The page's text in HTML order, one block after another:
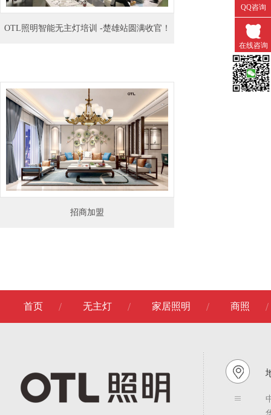
OTL照明智能无主灯培训 -楚雄站圆满收官！
招商加盟
首页 无主灯 家居照明 商照
QQ咨询
在线咨询
微信扫一扫